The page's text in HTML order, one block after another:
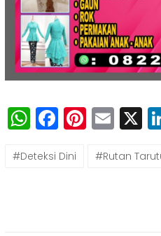
WhatsAppX
#Deteksi Dini #Rutan